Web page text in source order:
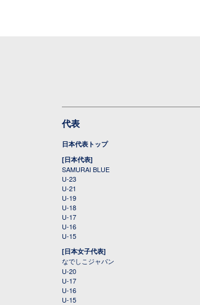
代表
日本代表トップ
[日本代表]
SAMURAI BLUE
U-23
U-21
U-19
U-18
U-17
U-16
U-15
[日本女子代表]
なでしこジャパン
U-20
U-17
U-16
U-15